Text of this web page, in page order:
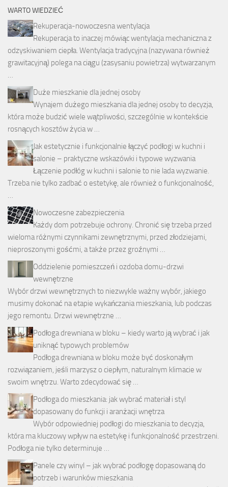
WARTO WIEDZIEĆ
Rekuperacja-nowoczesna wentylacja
Rekuperacja to inaczej mówiąc wentylacja mechaniczna z
odzyskiwaniem ciepła. Wentylacja tradycyjna (nazywana również
grawitacyjną) polega na ciągu (zasysaniu powietrza) wytwarzanym
…
Duże mieszkanie dla jednej osoby
Wynajem dużego mieszkania dla jednej osoby to decyzja,
która może budzić wiele wątpliwości, szczególnie w kontekście
rosnących kosztów życia w …
Jak estetycznie i funkcjonalnie łączyć podłogi w kuchni i
salonie – praktyczne wskazówki i typowe wyzwania
Łączenie podłóg w kuchni i salonie to nie lada wyzwanie.
Trzeba nie tylko zadbać o estetykę, ale również o funkcjonalność,
…
Nowoczesne zabezpieczenia
Każdy dom potrzebuje ochrony. Chronić się trzeba przed
wieloma różnymi czynnikami zewnętrznymi, przed złodziejami,
nieproszonymi gośćmi, a także przez groźnymi …
Oddzielenie pomieszczeń i ozdoba domu-drzwi
wewnętrzne
Wybór drzwi wewnętrznych to niezwykle ważny wybór, jakiego
musimy dokonać na etapie wykańczania mieszkania, lub podczas
jego remontu. Drzwi wewnętrzne …
Podłoga drewniana w bloku – kiedy warto ją wybrać i jak
uniknąć typowych problemów
Podłoga drewniana w bloku może być doskonałym
rozwiązaniem, jeśli marzysz o ciepłym, naturalnym klimacie w
swoim wnętrzu. Warto zdecydować się …
Podłoga do mieszkania: jak wybrać materiał i styl
dopasowany do funkcji i aranżacji wnętrza
Wybór odpowiedniej podłogi do mieszkania to decyzja,
która ma kluczowy wpływ na estetykę i funkcjonalność przestrzeni.
Podłoga nie tylko determinuje …
Panele czy winyl – jak wybrać podłogę dopasowaną do
potrzeb i warunków mieszkania